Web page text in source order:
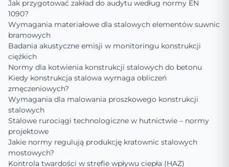
Jak przygotować zakład do audytu według normy EN
1090?
Wymagania materiałowe dla stalowych elementów suwnic
bramowych
Badania akustyczne emisji w monitoringu konstrukcji
ciężkich
Normy dla kotwienia konstrukcji stalowych do betonu
Kiedy konstrukcja stalowa wymaga obliczeń
zmęczeniowych?
Wymagania dla malowania proszkowego konstrukcji
stalowych
Stalowe rurociągi technologiczne w hutnictwie – normy
projektowe
Jakie normy regulują produkcję kratownic stalowych
mostowych?
Kontrola twardości w strefie wpływu ciepła (HAZ)